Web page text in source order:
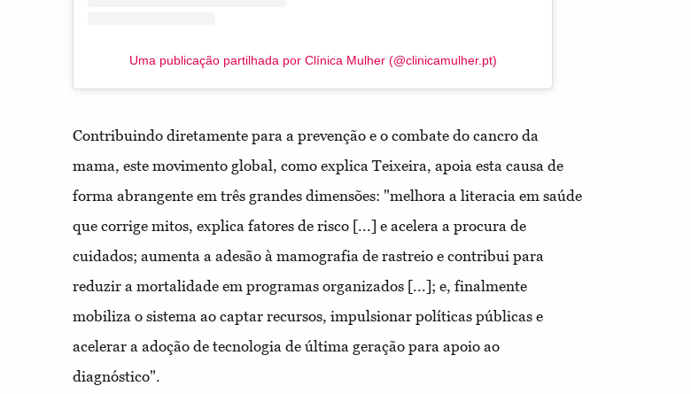
Uma publicação partilhada por Clínica Mulher (@clinicamulher.pt)
Contribuindo diretamente para a prevenção e o combate do cancro da
mama, este movimento global, como explica Teixeira, apoia esta causa de
forma abrangente em três grandes dimensões: "melhora a literacia em saúde
que corrige mitos, explica fatores de risco [...] e acelera a procura de
cuidados; aumenta a adesão à mamografia de rastreio e contribui para
reduzir a mortalidade em programas organizados [...]; e, finalmente
mobiliza o sistema ao captar recursos, impulsionar políticas públicas e
acelerar a adoção de tecnologia de última geração para apoio ao
diagnóstico".